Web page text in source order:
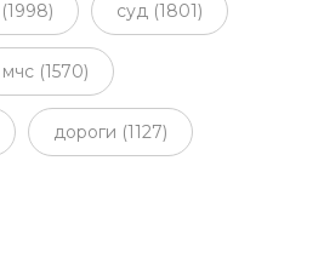
суд (1801)
мчс (1570)
дороги (1127)